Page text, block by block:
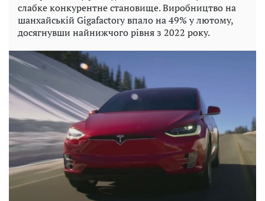
слабке конкурентне становище. Виробництво на
шанхайській Gigafactory впало на 49% у лютому,
досягнувши найнижчого рівня з 2022 року.